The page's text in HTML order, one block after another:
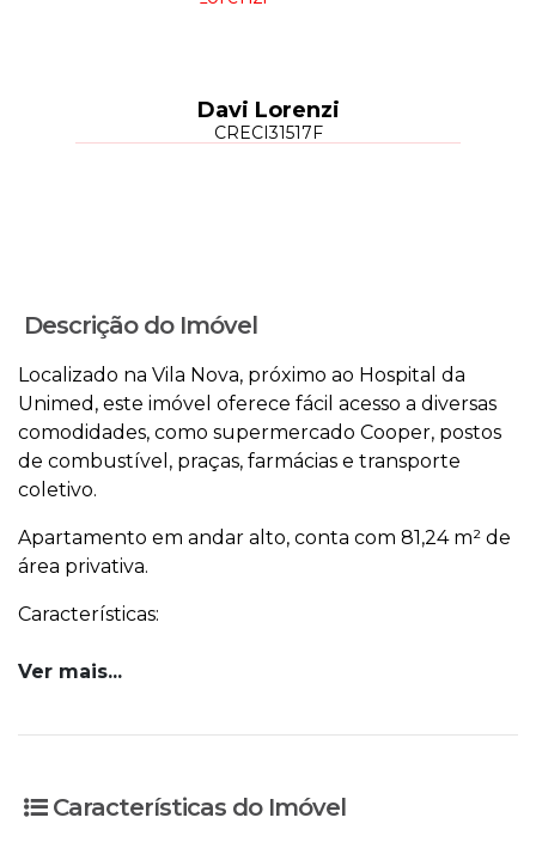
Davi Lorenzi
CRECI31517F
Descrição do Imóvel
Localizado na Vila Nova, próximo ao Hospital da
Unimed, este imóvel oferece fácil acesso a diversas
comodidades, como supermercado Cooper, postos
de combustível, praças, farmácias e transporte
coletivo.
Apartamento em andar alto, conta com 81,24 m² de
área privativa.
Características:
3 Dormitórios sendo 1 suíte
jantar)
Ver mais...
Características do Imóvel